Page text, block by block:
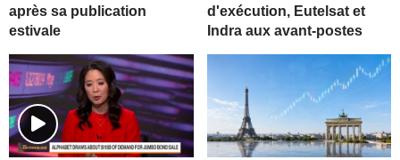
après sa publication
estivale
d'exécution, Eutelsat et
Indra aux avant-postes